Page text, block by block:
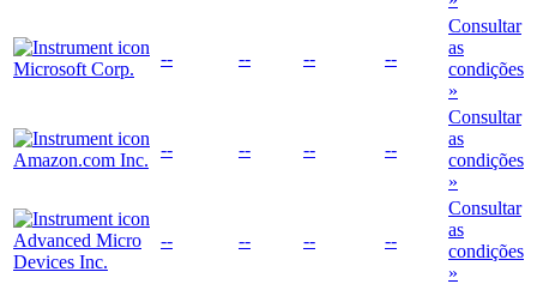
Microsoft Corp.
-- -- -- --
Consultar
as
condições
»
Amazon.com Inc.
-- -- -- --
Consultar
as
condições
»
Advanced Micro
Devices Inc.
-- -- -- --
Consultar
as
condições
»